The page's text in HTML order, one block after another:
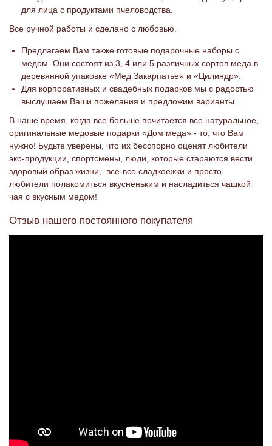
для лица с продуктами пчеловодства.
Все ручной работы и сделано с любовью.
Предлагаем Вам также готовые подарочные наборы с
медом. Они состоят из 3, 4 или 5 различных сортов меда в
деревянной упаковке «Мед Закарпатье» и «Цилиндр».
Для корпоративных и свадебных подарков мы с радостью
выслушаем Ваши пожелания и предложим варианты.
В наше время, когда все больше почитается все натуральное,
оригинальные медовые подарки «Дом меда» - то, что Вам
нужно! Будьте уверены, что их бесспорно оценят любители
эко-продукции, спортсмены, люди, которые стараются вести
здоровый образ жизни, все-все сладкоежки и просто
любители полакомиться вкусненьким и насладиться чашкой
чая с вкусным медом!
Отзыв нашего постоянного покупателя